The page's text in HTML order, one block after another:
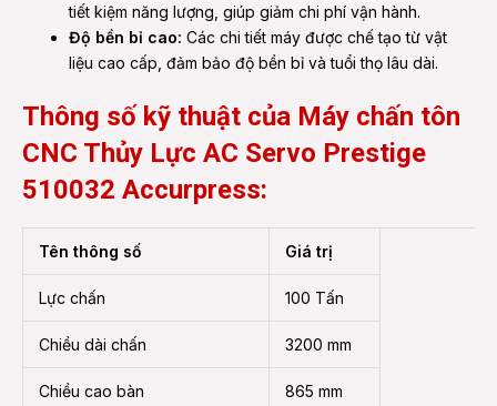
tiết kiệm năng lượng, giúp giảm chi phí vận hành.
Độ bền bỉ cao: Các chi tiết máy được chế tạo từ vật
liệu cao cấp, đảm bảo độ bền bỉ và tuổi thọ lâu dài.
Thông số kỹ thuật của Máy chấn tôn
CNC Thủy Lực AC Servo Prestige
510032 Accurpress:
Tên thông số Giá trị
Lực chấn 100 Tấn
Chiều dài chấn 3200 mm
Chiều cao bàn 865 mm